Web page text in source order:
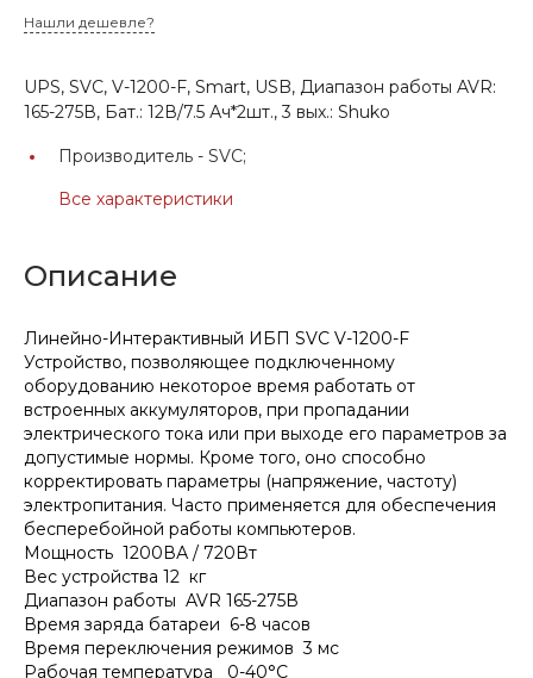
Нашли дешевле?
UPS, SVC, V-1200-F, Smart, USB, Диапазон работы AVR:
165-275В, Бат.: 12В/7.5 Ач*2шт., 3 вых.: Shuko
Производитель - SVC;
Все характеристики
Описание
Линейно-Интерактивный ИБП SVC V-1200-F
Устройство, позволяющее подключенному
оборудованию некоторое время работать от
встроенных аккумуляторов, при пропадании
электрического тока или при выходе его параметров за
допустимые нормы. Кроме того, оно способно
корректировать параметры (напряжение, частоту)
электропитания. Часто применяется для обеспечения
бесперебойной работы компьютеров.
Мощность 1200ВА / 720Вт
Вес устройства 12 кг
Диапазон работы AVR 165-275В
Время заряда батареи 6-8 часов
Время переключения режимов 3 мс
Рабочая температура 0-40°С